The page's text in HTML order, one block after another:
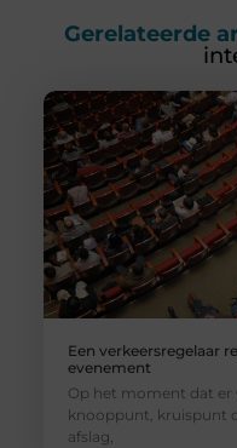
Gerelateerde
Een verkeersregelaar
evenement
Op het moment dat er
knooppunt, kruispunt
afslag,